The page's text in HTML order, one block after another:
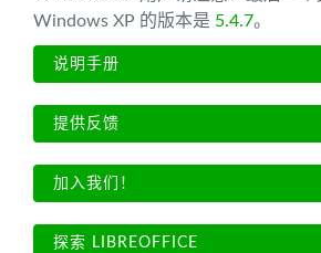
Windows XP 的版本是 5.4.7。
说明手册
提供反馈
加入我们！
探索 LIBREOFFICE